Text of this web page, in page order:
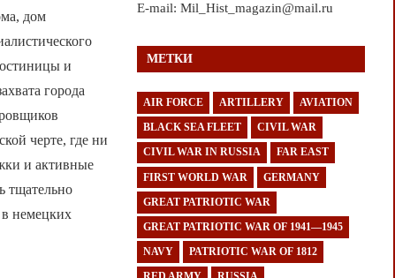
дом
и
города
черте, где ни
и активные
тщательно
немецких
E-mail: Mil_Hist_magazin@mail.ru
МЕТКИ
AIR FORCE ARTILLERY AVIATION
BLACK SEA FLEET CIVIL WAR
CIVIL WAR IN RUSSIA FAR EAST
FIRST WORLD WAR GERMANY
GREAT PATRIOTIC WAR
GREAT PATRIOTIC WAR OF 1941—1945
NAVY PATRIOTIC WAR OF 1812